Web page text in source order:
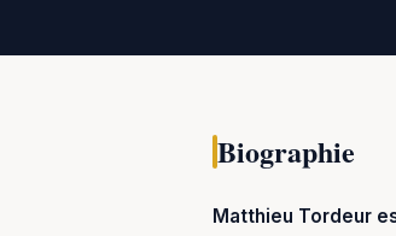
Biographie
Matthieu Tordeur